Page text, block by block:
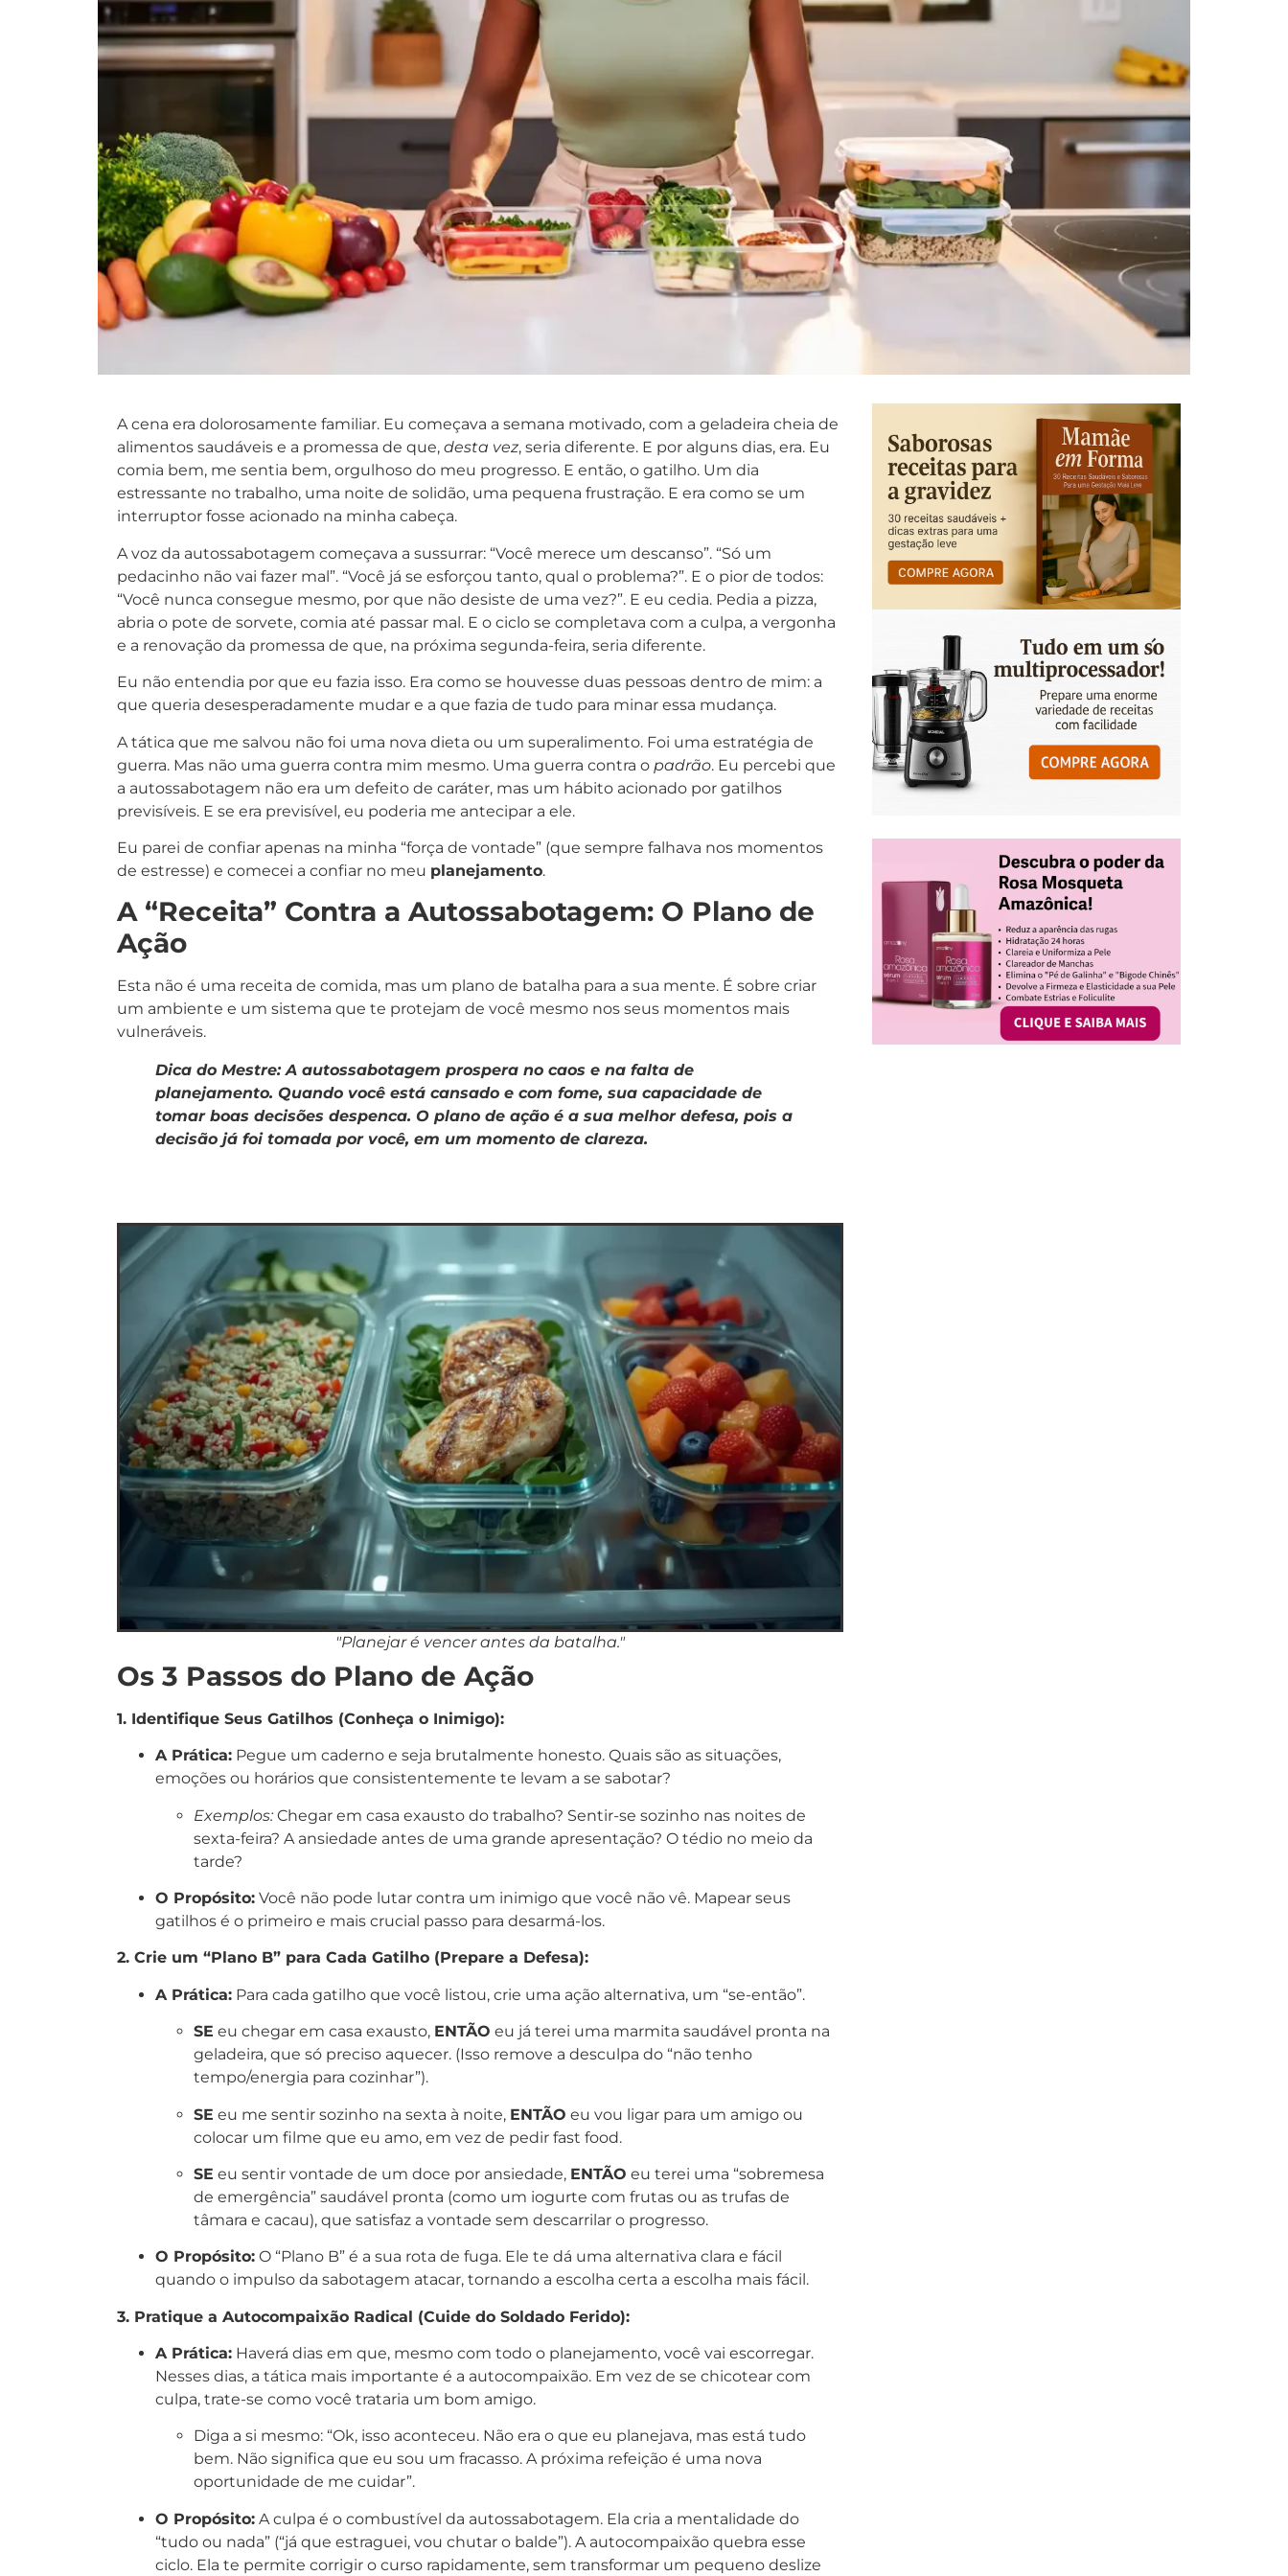
A cena era dolorosamente familiar. Eu começava a semana motivado, com a geladeira cheia de
alimentos saudáveis e a promessa de que, desta vez, seria diferente. E por alguns dias, era. Eu
comia bem, me sentia bem, orgulhoso do meu progresso. E então, o gatilho. Um dia
estressante no trabalho, uma noite de solidão, uma pequena frustração. E era como se um
interruptor fosse acionado na minha cabeça.
A voz da autossabotagem começava a sussurrar: “Você merece um descanso”. “Só um
pedacinho não vai fazer mal”. “Você já se esforçou tanto, qual o problema?”. E o pior de todos:
“Você nunca consegue mesmo, por que não desiste de uma vez?”. E eu cedia. Pedia a pizza,
abria o pote de sorvete, comia até passar mal. E o ciclo se completava com a culpa, a vergonha
e a renovação da promessa de que, na próxima segunda-feira, seria diferente.
Eu não entendia por que eu fazia isso. Era como se houvesse duas pessoas dentro de mim: a
que queria desesperadamente mudar e a que fazia de tudo para minar essa mudança.
A tática que me salvou não foi uma nova dieta ou um superalimento. Foi uma estratégia de
guerra. Mas não uma guerra contra mim mesmo. Uma guerra contra o padrão. Eu percebi que
a autossabotagem não era um defeito de caráter, mas um hábito acionado por gatilhos
previsíveis. E se era previsível, eu poderia me antecipar a ele.
Eu parei de confiar apenas na minha “força de vontade” (que sempre falhava nos momentos
de estresse) e comecei a confiar no meu planejamento.
A “Receita” Contra a Autossabotagem: O Plano de
Ação
Esta não é uma receita de comida, mas um plano de batalha para a sua mente. É sobre criar
um ambiente e um sistema que te protejam de você mesmo nos seus momentos mais
vulneráveis.
Dica do Mestre: A autossabotagem prospera no caos e na falta de
planejamento. Quando você está cansado e com fome, sua capacidade de
tomar boas decisões despenca. O plano de ação é a sua melhor defesa, pois a
decisão já foi tomada por você, em um momento de clareza.
"Planejar é vencer antes da batalha."
Os 3 Passos do Plano de Ação
1. Identifique Seus Gatilhos (Conheça o Inimigo):
A Prática: Pegue um caderno e seja brutalmente honesto. Quais são as situações,
emoções ou horários que consistentemente te levam a se sabotar?
Exemplos:Chegar em casa exausto do trabalho? Sentir-se sozinho nas noites de
sexta-feira? A ansiedade antes de uma grande apresentação? O tédio no meio da
tarde?
O Propósito: Você não pode lutar contra um inimigo que você não vê. Mapear seus
gatilhos é o primeiro e mais crucial passo para desarmá-los.
2. Crie um “Plano B” para Cada Gatilho (Prepare a Defesa):
A Prática: Para cada gatilho que você listou, crie uma ação alternativa, um “se-então”.
SE eu chegar em casa exausto, ENTÃO eu já terei uma marmita saudável pronta na
geladeira, que só preciso aquecer. (Isso remove a desculpa do “não tenho
tempo/energia para cozinhar”).
SE eu me sentir sozinho na sexta à noite, ENTÃO eu vou ligar para um amigo ou
colocar um filme que eu amo, em vez de pedir fast food.
SE eu sentir vontade de um doce por ansiedade, ENTÃO eu terei uma “sobremesa
de emergência” saudável pronta (como um iogurte com frutas ou as trufas de
tâmara e cacau), que satisfaz a vontade sem descarrilar o progresso.
O Propósito: O “Plano B” é a sua rota de fuga. Ele te dá uma alternativa clara e fácil
quando o impulso da sabotagem atacar, tornando a escolha certa a escolha mais fácil.
3. Pratique a Autocompaixão Radical (Cuide do Soldado Ferido):
A Prática: Haverá dias em que, mesmo com todo o planejamento, você vai escorregar.
Nesses dias, a tática mais importante é a autocompaixão. Em vez de se chicotear com
culpa, trate-se como você trataria um bom amigo.
Diga a si mesmo: “Ok, isso aconteceu. Não era o que eu planejava, mas está tudo
bem. Não significa que eu sou um fracasso. A próxima refeição é uma nova
oportunidade de me cuidar”.
O Propósito: A culpa é o combustível da autossabotagem. Ela cria a mentalidade do
“tudo ou nada” (“já que estraguei, vou chutar o balde”). A autocompaixão quebra esse
ciclo. Ela te permite corrigir o curso rapidamente, sem transformar um pequeno deslize